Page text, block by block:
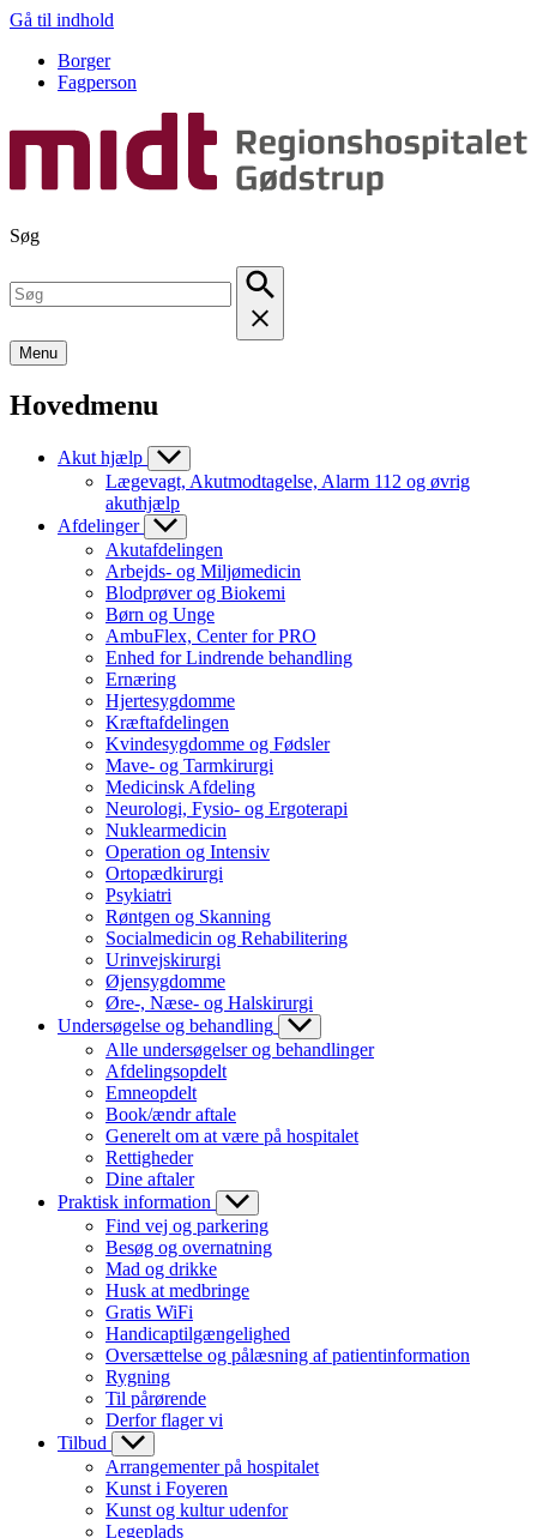
Gå til indhold
Borger
Fagperson
Søg
Menu
Hovedmenu
Akut hjælp
Lægevagt, Akutmodtagelse, Alarm 112 og øvrig
akuthjælp
Afdelinger
Akutafdelingen
Arbejds- og Miljømedicin
Blodprøver og Biokemi
Børn og Unge
AmbuFlex, Center for PRO
Enhed for Lindrende behandling
Ernæring
Hjertesygdomme
Kræftafdelingen
Kvindesygdomme og Fødsler
Mave- og Tarmkirurgi
Medicinsk Afdeling
Neurologi, Fysio- og Ergoterapi
Nuklearmedicin
Operation og Intensiv
Ortopædkirurgi
Psykiatri
Røntgen og Skanning
Socialmedicin og Rehabilitering
Urinvejskirurgi
Øjensygdomme
Øre-, Næse- og Halskirurgi
Undersøgelse og behandling
Alle undersøgelser og behandlinger
Afdelingsopdelt
Emneopdelt
Book/ændr aftale
Generelt om at være på hospitalet
Rettigheder
Dine aftaler
Praktisk information
Find vej og parkering
Besøg og overnatning
Mad og drikke
Husk at medbringe
Gratis WiFi
Handicaptilgængelighed
Oversættelse og pålæsning af patientinformation
Rygning
Til pårørende
Derfor flager vi
Tilbud
Arrangementer på hospitalet
Kunst i Foyeren
Kunst og kultur udenfor
Legeplads